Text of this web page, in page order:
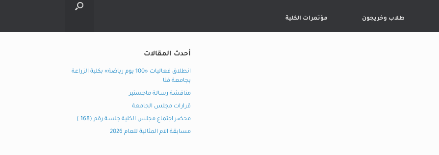
طلاب وخريجون مؤتمرات الكلية
أحدث المقالات
انطلاق فعاليات «100 يوم رياضة» بكلية الزراعة
بجامعة قنا
مناقشة رسالة ماجستير
قرارات مجلس الجامعة
محضر اجتماع مجلس الكلية جلسة رقم (168 )
مسابقة الام المثالية للعام 2026